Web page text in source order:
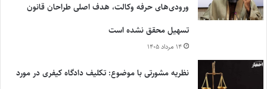
ورودی‌های حرفه وکالت، هدف اصلی طراحان قانون
تسهیل محقق نشده است
۱۴ مرداد ۱۴۰۵
نظریه مشورتی با موضوع: تکلیف دادگاه کیفری در مورد